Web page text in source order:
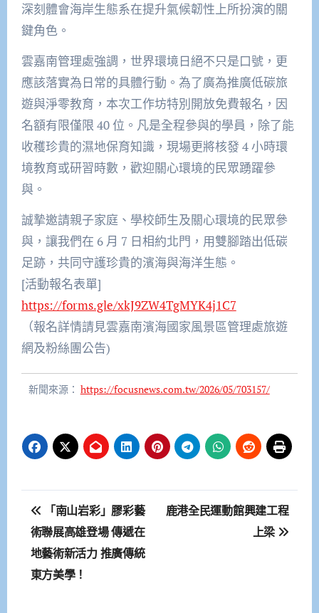
深刻體會海岸生態系在提升氣候韌性上所扮演的關
鍵角色。
雲嘉南管理處強調，世界環境日絕不只是口號，更
應該落實為日常的具體行動。為了廣為推廣低碳旅
遊與淨零教育，本次工作坊特別開放免費報名，因
名額有限僅限 40 位。凡是全程參與的學員，除了能
收穫珍貴的濕地保育知識，現場更將核發 4 小時環
境教育或研習時數，歡迎關心環境的民眾踴躍參
與。
誠摯邀請親子家庭、學校師生及關心環境的民眾參
與，讓我們在 6 月 7 日相約北門，用雙腳踏出低碳
足跡，共同守護珍貴的濱海與海洋生態。
[活動報名表單]
https://forms.gle/xkJ9ZW4TgMYK4j1C7
（報名詳情請見雲嘉南濱海國家風景區管理處旅遊
網及粉絲團公告)
新聞來源： https://focusnews.com.tw/2026/05/703157/
文
章
導
「南山岩彩」膠彩藝
術聯展高雄登場 傳遞在
地藝術新活力 ​推廣傳統
東方美學！
鹿港全民運動館興建工程
上梁